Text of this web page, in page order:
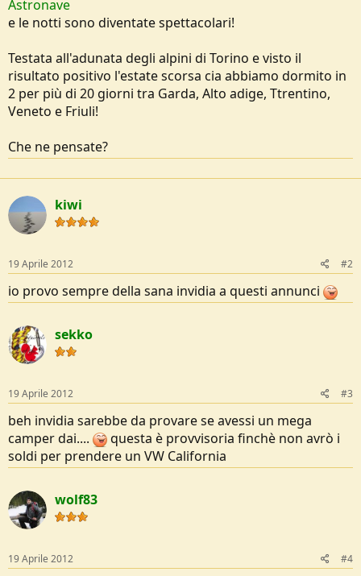
Astronave
e le notti sono diventate spettacolari!
Testata all'adunata degli alpini di Torino e visto il
risultato positivo l'estate scorsa cia abbiamo dormito in
2 per più di 20 giorni tra Garda, Alto adige, Ttrentino,
Veneto e Friuli!
Che ne pensate?
kiwi
19 Aprile 2012 #2
io provo sempre della sana invidia a questi annunci
sekko
19 Aprile 2012 #3
beh invidia sarebbe da provare se avessi un mega
camper dai....
questa è provvisoria finchè non avrò i
soldi per prendere un VW California
wolf83
19 Aprile 2012 #4